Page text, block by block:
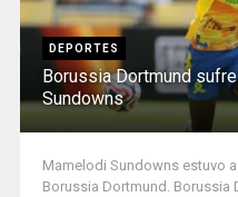
DEPORTES
Borussia Dortmund
Sundowns
Mamelodi Sundowns estuvo
Borussia Dortmund. Borussia